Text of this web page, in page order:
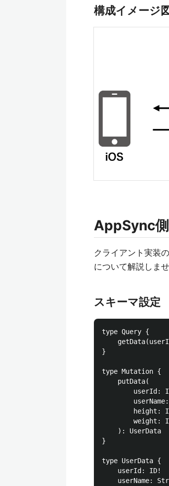
構成イメージ
AppSync
クライアント実装
について解説しま
スキーマ設定
type Query {
}
type Mutation {
}
type UserData {